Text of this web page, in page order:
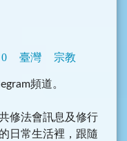
0 臺灣 宗教
頻道。
修法會訊息及修行
日常生活裡，跟隨